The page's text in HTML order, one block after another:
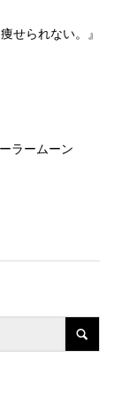
せられない。』
ラームーン